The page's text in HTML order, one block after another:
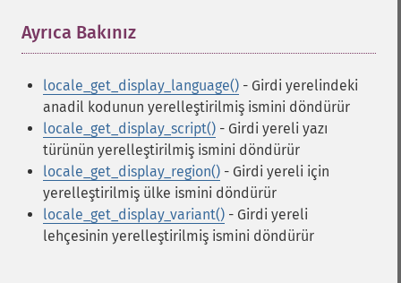
Ayrıca Bakınız
locale_get_display_language() - Girdi yerelindeki
anadil kodunun yerelleştirilmiş ismini döndürür
locale_get_display_script() - Girdi yereli yazı
türünün yerelleştirilmiş ismini döndürür
locale_get_display_region() - Girdi yereli için
yerelleştirilmiş ülke ismini döndürür
locale_get_display_variant() - Girdi yereli
lehçesinin yerelleştirilmiş ismini döndürür